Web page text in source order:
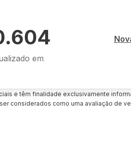
em
e têm finalidade exclusivamente
considerados como uma avaliação de